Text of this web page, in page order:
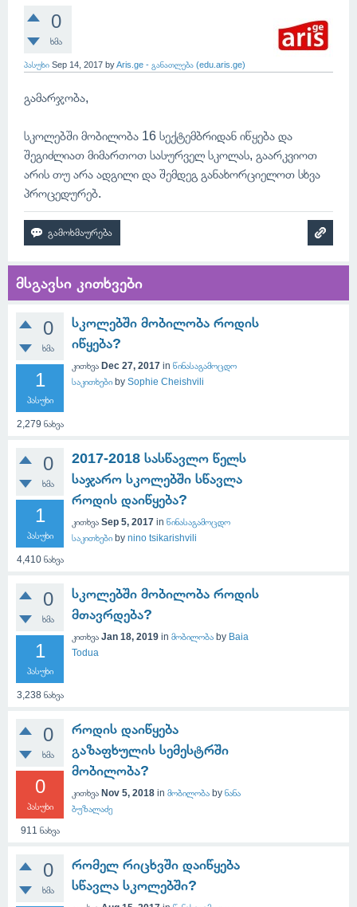
0
ხმა
პასუხი Sep 14, 2017 byAris.ge - განათლება (edu.aris.ge)
გამარჯობა,
სკოლებში მობილობა 16 სექტემბრიდან იწყება და
შეგიძლიათ მიმართოთ სასურველ სკოლას, გაარკვიოთ
არის თუ არა ადგილი და შემდეგ განახორციელოთ სხვა
პროცედურებ.
მსგავსი კითხვები
0
ხმა
1
პასუხი
2,279 ნახვა
სკოლებში მობილობა როდის
იწყება?
კითხვა Dec 27, 2017 in წინასაგამოცდო
საკითხები by Sophie Cheishvili
0
ხმა
1
პასუხი
4,410ნახვა
2017-2018 სასწავლო წელს
საჯარო სკოლებში სწავლა
როდის დაიწყება?
კითხვა Sep 5, 2017 in წინასაგამოცდო
საკითხები by nino tsikarishvili
0
ხმა
1
პასუხი
3,238 ნახვა
სკოლებში მობილობა როდის
მთავრდება?
კითხვა Jan 18, 2019 in მობილობა by Baia
Todua
0
ხმა
0
პასუხი
911 ნახვა
როდის დაიწყება
გაზაფხულის სემესტრში
მობილობა?
კითხვა Nov 5, 2018 in მობილობა by ნანა
ბუზალაძე
0
ხმა
რომელ რიცხვში დაიწყება
სწავლა სკოლებში?